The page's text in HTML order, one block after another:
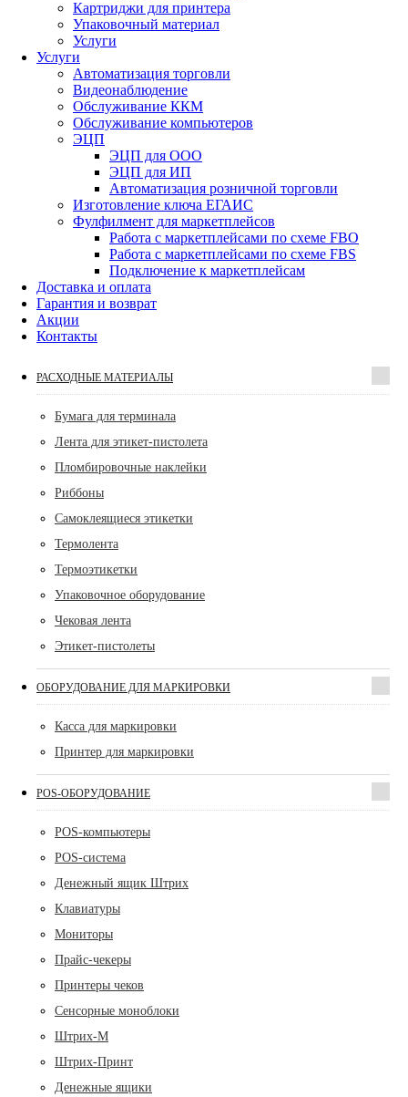
Картриджи для принтера
Упаковочный материал
Услуги
Услуги
Автоматизация торговли
Видеонаблюдение
Обслуживание ККМ
Обслуживание компьютеров
ЭЦП
ЭЦП для ООО
ЭЦП для ИП
Автоматизация розничной торговли
Изготовление ключа ЕГАИС
Фулфилмент для маркетплейсов
Работа с маркетплейсами по схеме FBO
Работа с маркетплейсами по схеме FBS
Подключение к маркетплейсам
Доставка и оплата
Гарантия и возврат
Акции
Контакты
РАСХОДНЫЕ МАТЕРИАЛЫ
Бумага для терминала
Лента для этикет-пистолета
Пломбировочные наклейки
Риббоны
Самоклеящиеся этикетки
Термолента
Термоэтикетки
Упаковочное оборудование
Чековая лента
Этикет-пистолеты
ОБОРУДОВАНИЕ ДЛЯ МАРКИРОВКИ
Касса для маркировки
Принтер для маркировки
POS-ОБОРУДОВАНИЕ
POS-компьютеры
POS-система
Денежный ящик Штрих
Клавиатуры
Мониторы
Прайс-чекеры
Принтеры чеков
Сенсорные моноблоки
Штрих-М
Штрих-Принт
Денежные ящики